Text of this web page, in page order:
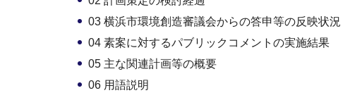
03 横浜市環境創造審議会からの答申等の反映状況
04 素案に対するパブリックコメントの実施結果
05 主な関連計画等の概要
06 用語説明